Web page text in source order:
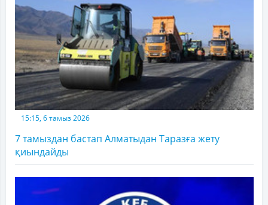
15:15, 6 тамыз 2026
7 тамыздан бастап Алматыдан Таразға жету
қиындайды